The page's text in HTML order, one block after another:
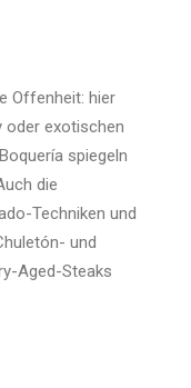
Offenheit: hier
oder exotischen
spiegeln
die
Techniken und
und
Aged-Steaks